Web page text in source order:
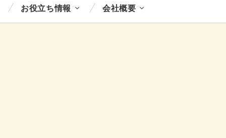
お役立ち情報 会社概要